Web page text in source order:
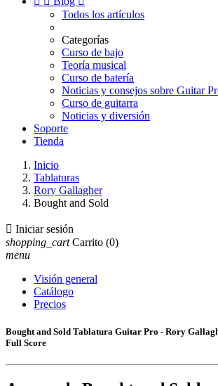
Todos los artículos
Categorías
Curso de bajo
Teoría musical
Curso de batería
Noticias y consejos sobre Guitar
Curso de guitarra
Noticias y diversión
Soporte
Tienda
Inicio
Tablaturas
Rory Gallagher
Bought and Sold
 Iniciar sesión
shopping_cart Carrito (0)
menu
Visión general
Catálogo
Precios
Bought and Sold Tablatura Guitar Pro - Rory
Full Score